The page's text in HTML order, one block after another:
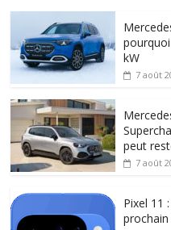
kW
7 août
peut
7 août
Pixel 11